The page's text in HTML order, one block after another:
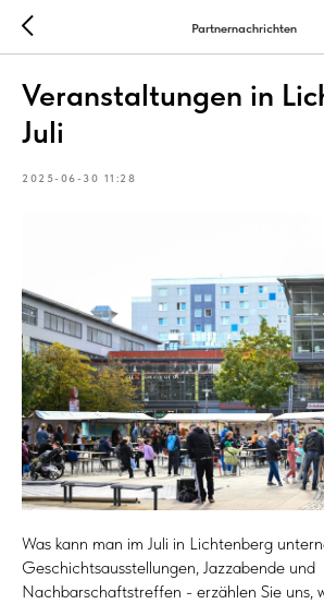
Partnernachrichten
Veranstaltungen in
Juli
2025-06-30 11:28
Was kann man im Juli in Lichtenberg
Geschichtsausstellungen, Jazzabende und
Nachbarschaftstreffen - erzählen Sie uns,